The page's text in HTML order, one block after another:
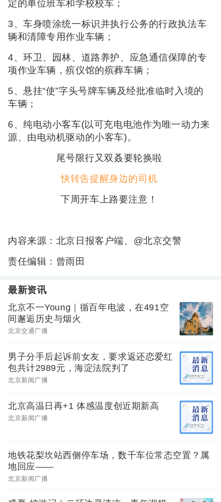
定的单位班车和学校校车；
3、车身喷涂统一标识并执行公务的行政执法车
辆和清障专用作业车辆；
4、环卫、园林、道路养护、应急通信保障的专
项作业车辆，殡仪馆的殡葬车辆；
5、悬挂“使”字头号牌车辆及经批准临时入境的
车辆；
6、纯电动小客车(以可充电电池作为唯一动力来
源、由电动机驱动的小客车)。
尾号限行又双叒要轮换啦
快转告提醒身边的司机
下周开车上路要注意！
内容来源：北京日报客户端、@北京交警
责任编辑：曾雨田
最新资讯
北京不一Young｜循百年电波，在491空
间邂逅历史与烟火
北京交通广播
男子分手后起诉前女友，要求返还恋爱红
包共计2989元，海淀法院判了
北京新闻广播
北京高温日再+1 体感温度创近期新高
北京新闻广播
地铁花梨坎站西侧停车场，数千车位常态空置？属
地回应——
北京新闻广播